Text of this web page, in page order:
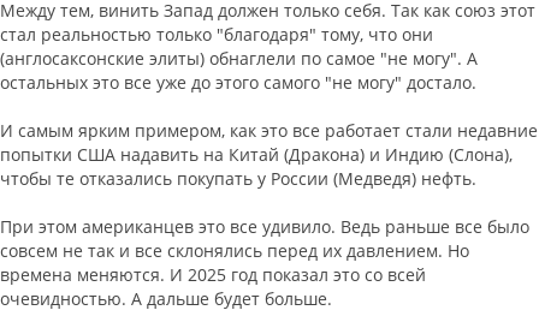
Между тем, винить Запад должен только себя. Так как союз этот
стал реальностью только "благодаря" тому, что они
(англосаксонские элиты) обнаглели по самое "не могу". А
остальных это все уже до этого самого "не могу" достало.
И самым ярким примером, как это все работает стали недавние
попытки США надавить на Китай (Дракона) и Индию (Слона),
чтобы те отказались покупать у России (Медведя) нефть.
При этом американцев это все удивило. Ведь раньше все было
совсем не так и все склонялись перед их давлением. Но
времена меняются. И 2025 год показал это со всей
очевидностью. А дальше будет больше.